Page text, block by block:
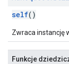
self()
Zwraca instancję
Funkcje